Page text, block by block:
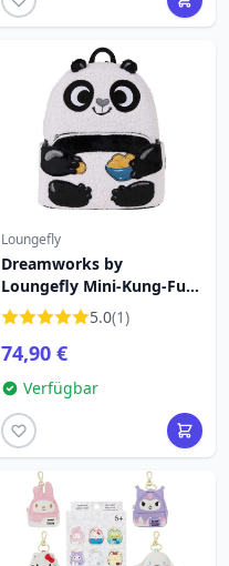
Loungefly
Dreamworks by
Loungefly Mini-Kung-Fu-
Panda-Rucksack
5.0(1)
74,90 €
Verfügbar